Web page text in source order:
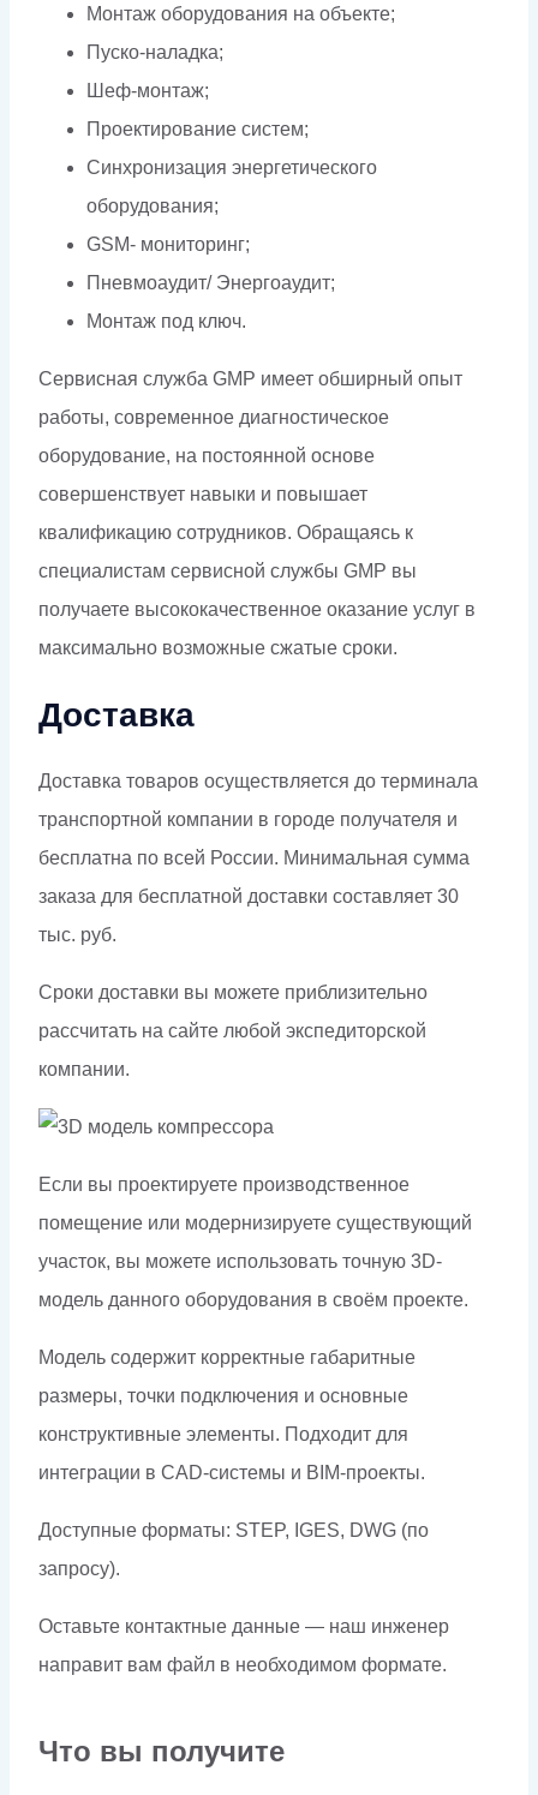
Монтаж оборудования на объекте;
Пуско-наладка;
Шеф-монтаж;
Проектирование систем;
Синхронизация энергетического
оборудования;
GSM- мониторинг;
Пневмоаудит/ Энергоаудит;
Монтаж под ключ.
Сервисная служба GMP имеет обширный опыт
работы, современное диагностическое
оборудование, на постоянной основе
совершенствует навыки и повышает
квалификацию сотрудников. Обращаясь к
специалистам сервисной службы GMP вы
получаете высококачественное оказание услуг в
максимально возможные сжатые сроки.
Доставка
Доставка товаров осуществляется до терминала
транспортной компании в городе получателя и
бесплатна по всей России. Минимальная сумма
заказа для бесплатной доставки составляет 30
тыс. руб.
Сроки доставки вы можете приблизительно
рассчитать на сайте любой экспедиторской
компании.
Если вы проектируете производственное
помещение или модернизируете существующий
участок, вы можете использовать точную 3D-
модель данного оборудования в своём проекте.
Модель содержит корректные габаритные
размеры, точки подключения и основные
конструктивные элементы. Подходит для
интеграции в CAD-системы и BIM-проекты.
Доступные форматы: STEP, IGES, DWG (по
запросу).
Оставьте контактные данные — наш инженер
направит вам файл в необходимом формате.
Что вы получите